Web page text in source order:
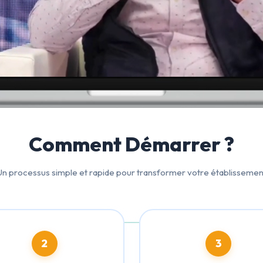
Comment Démarrer ?
processus simple et rapide pour transformer votre
2 3